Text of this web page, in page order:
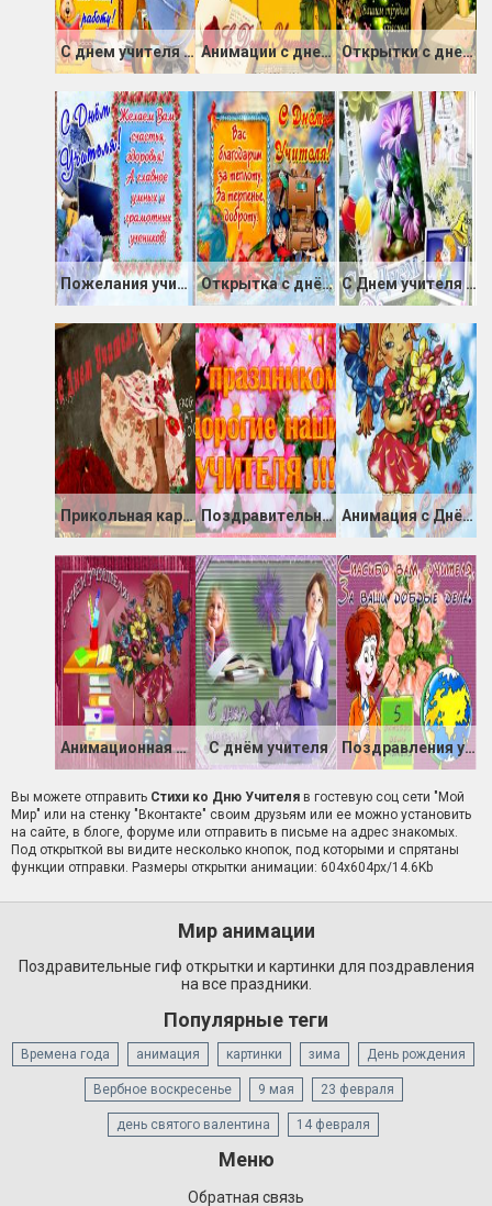
С днем учителя картинки Анимации с днем учителя 5 октября Открытки с днем учителя от учеников
Пожелания учителям на день учителя в открытках Открытка с днём учителя с поздравлением С Днем учителя открытка
Прикольная картинка ко Дню учителя Поздравительная открытка к дню учителя Анимация с Днём учителя
Анимационная открытка к Дню учителя С днём учителя Поздравления учителям
Вы можете отправить Стихи ко Дню Учителя в гостевую соц сети "Мой
Мир" или на стенку "Вконтакте" своим друзьям или ее можно установить
на сайте, в блоге, форуме или отправить в письме на адрес знакомых.
Под открыткой вы видите несколько кнопок, под которыми и спрятаны
функции отправки. Размеры открытки анимации: 604x604px/14.6Kb
Мир анимации
Поздравительные гиф открытки и картинки для поздравления
на все праздники.
Популярные теги
Времена года анимация картинки зима День рождения
Вербное воскресенье 9 мая 23 февраля
день святого валентина 14 февраля
Меню
Обратная связь